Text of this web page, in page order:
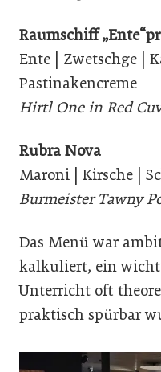
Raumschiff
Ente | Zwetschge |
Pastinakencreme
Hirtl One in Red
Rubra Nova
Maroni | Kirsche |
Burmeister Tawny
Das Menü war
kalkuliert, ein
Unterricht oft
praktisch spürbar